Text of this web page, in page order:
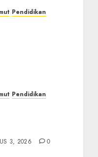
Pendidikan
Pendidikan
3, 2026 0